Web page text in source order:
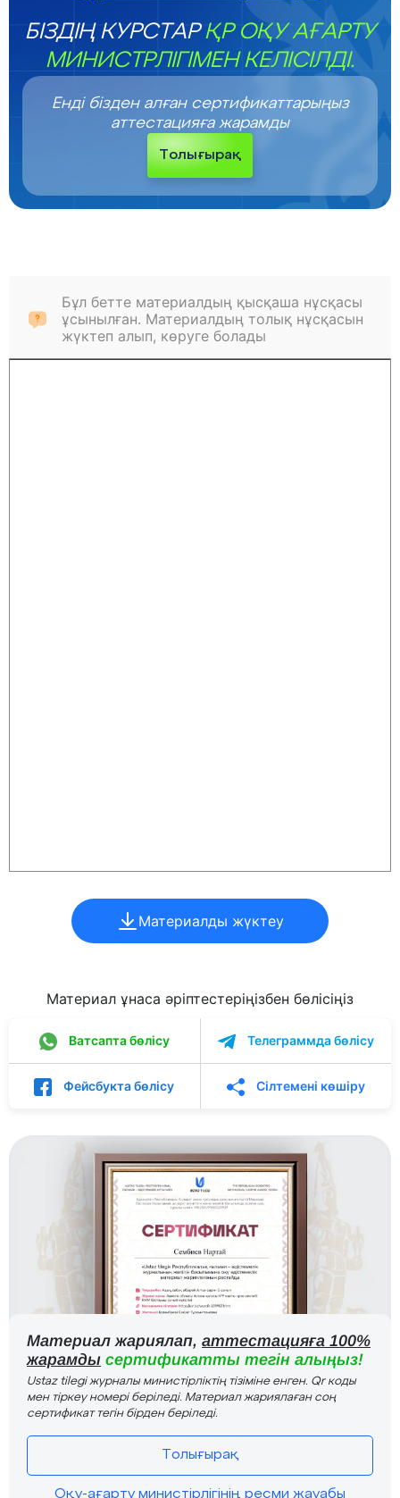
БІЗДІҢ КУРСТАРҚР ОҚУ АҒАРТУ
МИНИСТРЛІГІМЕН КЕЛІСІЛДІ.
Енді бізден алған сертификаттарыңыз
аттестацияға жарамды
Толығырақ
Бұл бетте материалдың қысқаша нұсқасы
ұсынылған. Материалдың толық нұсқасын
жүктеп алып, көруге болады
Материалды жүктеу
Материал ұнаса әріптестеріңізбен бөлісіңіз
Ватсапта бөлісу Телеграммда бөлісу
Фейсбукта бөлісу Сілтемені көшіру
Материал жариялап, аттестацияға 100%
жарамды сертификатты тегін алыңыз!
Ustaz tilegi журналы министірліктің тізіміне енген. Qr коды
мен тіркеу номері беріледі. Материал жариялаған соң
сертификат тегін бірден беріледі.
Толығырақ
Оқу-ағарту министірлігінің ресми жауабы